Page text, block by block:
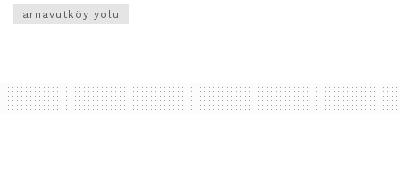
arnavutköy yolu